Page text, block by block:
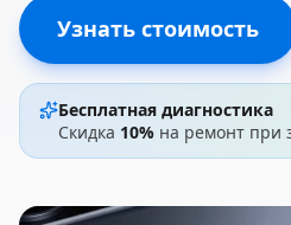
Узнать стоимость
Бесплатная диагностика
Скидка 10% на ремонт при